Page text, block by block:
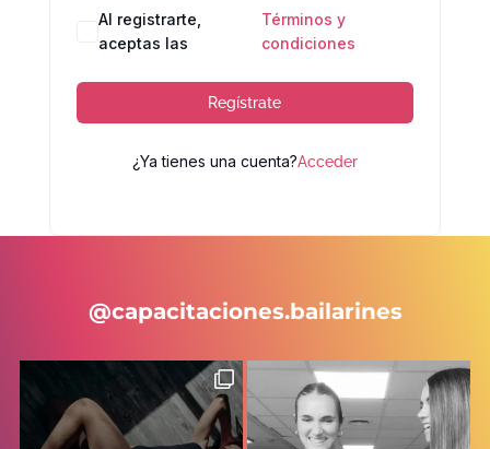
Al registrarte,
aceptas las
Términos y
condiciones
Regístrate
¿Ya tienes una cuenta?Acceder
@capacitaciones.bailarines